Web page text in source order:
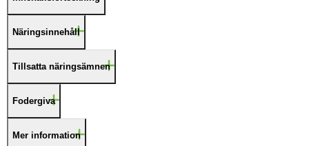
Näringsinnehåll
Tillsatta näringsämnen
Fodergiva
Mer information